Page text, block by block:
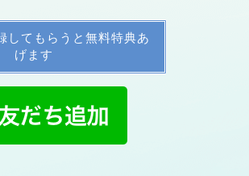
してもらうと無料特典あ
げます